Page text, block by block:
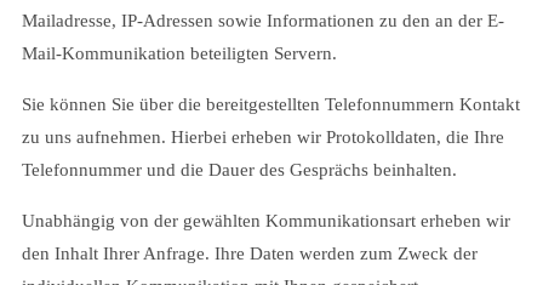
Mailadresse, IP-Adressen sowie Informationen zu den an der E-
Mail-Kommunikation beteiligten Servern.
Sie können Sie über die bereitgestellten Telefonnummern Kontakt
zu uns aufnehmen. Hierbei erheben wir Protokolldaten, die Ihre
Telefonnummer und die Dauer des Gesprächs beinhalten.
Unabhängig von der gewählten Kommunikationsart erheben wir
den Inhalt Ihrer Anfrage. Ihre Daten werden zum Zweck der